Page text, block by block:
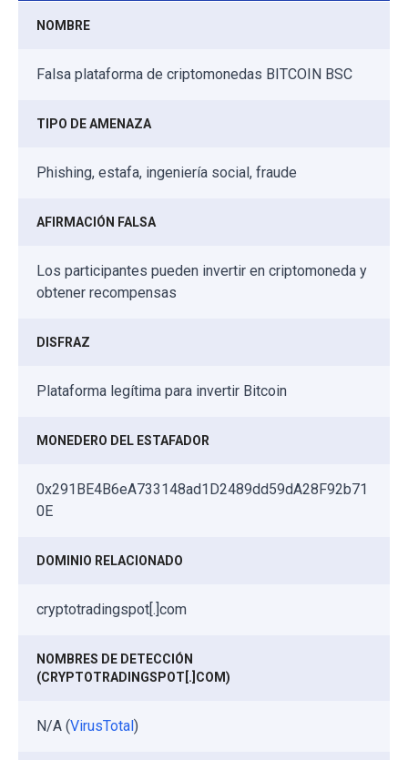
NOMBRE
Falsa plataforma de criptomonedas BITCOIN BSC
TIPO DE AMENAZA
Phishing, estafa, ingeniería social, fraude
AFIRMACIÓN FALSA
Los participantes pueden invertir en criptomoneda y
obtener recompensas
DISFRAZ
Plataforma legítima para invertir Bitcoin
MONEDERO DEL ESTAFADOR
0x291BE4B6eA733148ad1D2489dd59dA28F92b71
0E
DOMINIO RELACIONADO
cryptotradingspot[.]com
NOMBRES DE DETECCIÓN
(CRYPTOTRADINGSPOT[.]COM)
N/A (VirusTotal )